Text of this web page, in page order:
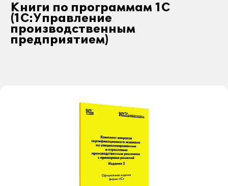
Книги по программам 1С
(1С:Управление
производственным
предприятием)